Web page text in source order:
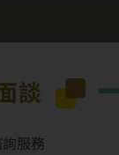
談
服務